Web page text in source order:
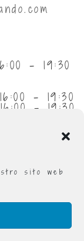
sito web
- 19:30
- 19:30
- 19:30